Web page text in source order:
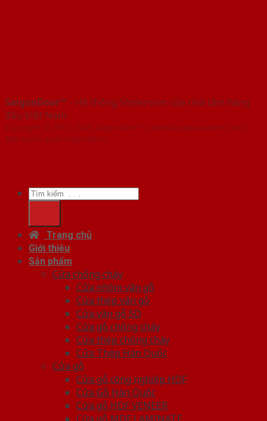
SaigonDoor™ - Hệ thống Showroom cửa nhà tắm hàng
đầu Việt Nam
Copyright ⓒ 2016 – 2026 SaigonDoor™ - www.baogiacuanhom.com |
Đơn vị chủ quản SaigonDoor
Tìm
kiếm:
Trang chủ
Giới thiệu
Sản phẩm
Cửa chống cháy
Cửa nhôm vân gỗ
Cửa thép vân gỗ
Cửa vân gỗ 5D
Cửa gỗ chống cháy
Cửa thép chống cháy
Cửa Thép Hàn Quốc
Cửa gỗ
Cửa gỗ công nghiệp HDF
Cửa Gỗ Hàn Quốc
Cửa gỗ HDF VENEER